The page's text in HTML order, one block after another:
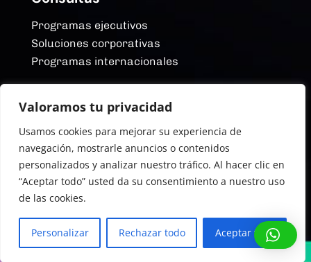
Valoramos tu privacidad
Usamos cookies para mejorar su experiencia de
navegación, mostrarle anuncios o contenidos
personalizados y analizar nuestro tráfico. Al hacer clic en
“Aceptar todo” usted da su consentimiento a nuestro uso
de las cookies.
Personalizar Rechazar todo Aceptar todo
Programas ejecutivos
Soluciones corporativas
Programas internacionales
Redes Sociales
YouTube
Linkedin
Instagram
Facebook
©2026. ITBA Educación Ejecutiva